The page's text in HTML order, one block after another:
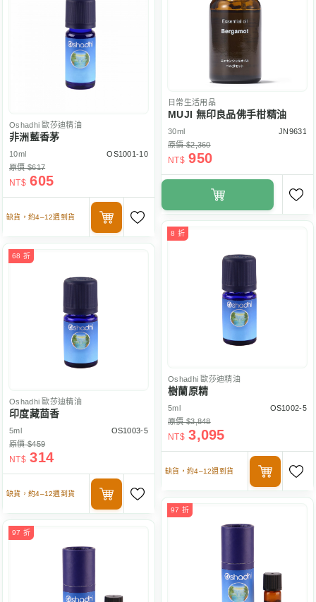
日常生活用品
MUJI 無印良品佛手柑精油
30ml
JN9631
原價 $2,360
NT$ 950
Oshadhi 歐莎迪精油
非洲藍香茅
10ml
OS1001-10
原價 $617
NT$ 605
缺貨，約4–12週到貨
8 折
Oshadhi 歐莎迪精油
樹蘭原精
5ml
OS1002-5
原價 $3,848
NT$ 3,095
缺貨，約4–12週到貨
68 折
Oshadhi 歐莎迪精油
印度藏茴香
5ml
OS1003-5
原價 $459
NT$ 314
缺貨，約4–12週到貨
97 折
97 折